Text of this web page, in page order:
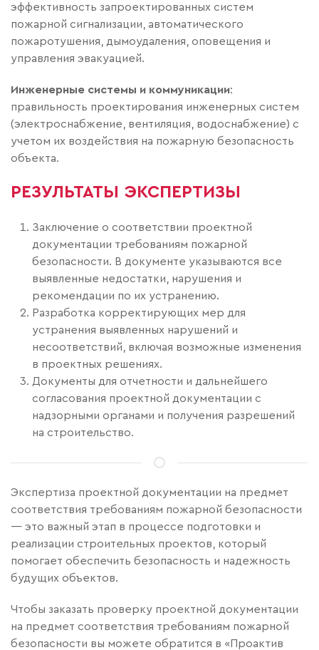
эффективность запроектированных систем
пожарной сигнализации, автоматического
пожаротушения, дымоудаления, оповещения и
управления эвакуацией.
Инженерные системы и коммуникации:
правильность проектирования инженерных систем
(электроснабжение, вентиляция, водоснабжение) с
учетом их воздействия на пожарную безопасность
объекта.
РЕЗУЛЬТАТЫ ЭКСПЕРТИЗЫ
Заключение о соответствии проектной
документации требованиям пожарной
безопасности. В документе указываются все
выявленные недостатки, нарушения и
рекомендации по их устранению.
Разработка корректирующих мер для
устранения выявленных нарушений и
несоответствий, включая возможные изменения
в проектных решениях.
Документы для отчетности и дальнейшего
согласования проектной документации с
надзорными органами и получения разрешений
на строительство.
Экспертиза проектной документации на предмет
соответствия требованиям пожарной безопасности
— это важный этап в процессе подготовки и
реализации строительных проектов, который
помогает обеспечить безопасность и надежность
будущих объектов.
Чтобы заказать проверку проектной документации
на предмет соответствия требованиям пожарной
безопасности вы можете обратится в «Проактив